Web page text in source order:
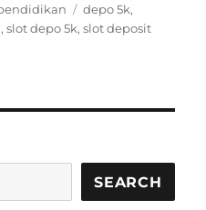
Tags
depo 5k,
,slot depo 5k,slot deposit
SEARCH